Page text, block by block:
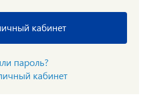
кабинет
пароль?
кабинет